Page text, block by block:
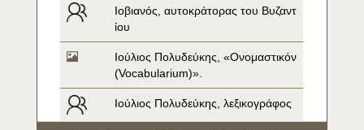
Ιοβιανός, αυτοκράτορας του Βυζαντ
ίου
Ιούλιος Πολυδεύκης, «Ονομαστικόν
(Vocabularium)».
Ιούλιος Πολυδεύκης, λεξικογράφος